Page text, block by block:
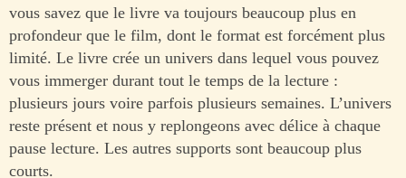
vous savez que le livre va toujours beaucoup plus en
profondeur que le film, dont le format est forcément plus
limité. Le livre crée un univers dans lequel vous pouvez
vous immerger durant tout le temps de la lecture :
plusieurs jours voire parfois plusieurs semaines. L’univers
reste présent et nous y replongeons avec délice à chaque
pause lecture. Les autres supports sont beaucoup plus
courts.